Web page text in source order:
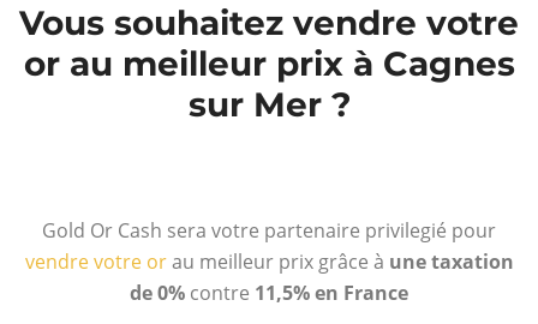
Vous souhaitez vendre votre
or au meilleur prix à Cagnes
sur Mer ?
Gold Or Cash sera votre partenaire privilegié pour
vendre votre orau meilleur prix grâce à une taxation
de 0% contre 11,5% en France